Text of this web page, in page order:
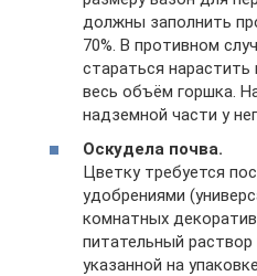
должны заполнить
70%. В противном
стараться
весь объём горшка.
надземной части у
Оскудела почва.
Цветку требуется
удобрениями
комнатных
питательный
указанной на